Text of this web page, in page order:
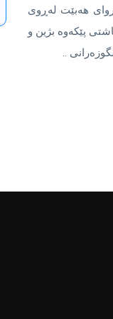
هەبێت لەڕوى
پێکەوە بژین و
..